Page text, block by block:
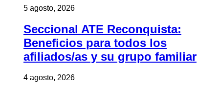
5 agosto, 2026
Seccional ATE Reconquista:
Beneficios para todos los
afiliados/as y su grupo familiar
4 agosto, 2026